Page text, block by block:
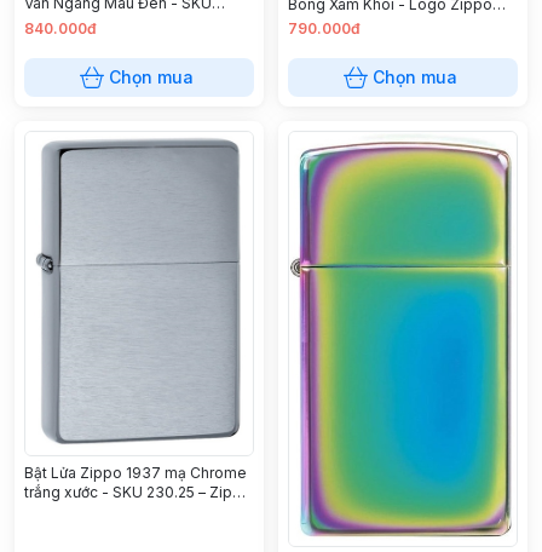
24096 – Zippo Replica 1941
840.000đ
Chọn mua
Bóng Xám Khói - Logo Zippo
SKU 150ZL – Zippo Black Ice
790.000đ
Chọn mua
Bật Lửa Zippo 1937 mạ Chrome
trắng xước - SKU 230.25 – Zippo